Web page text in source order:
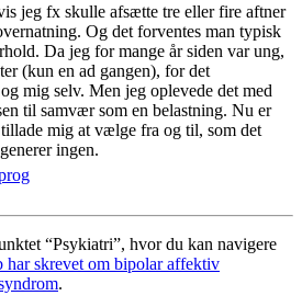
jeg fx skulle afsætte tre eller fire aftner
Og det forventes man typisk
Da jeg for mange år siden var ung,
(kun en ad gangen), for det
mig selv. Men jeg oplevede det med
til samvær som en belastning. Nu er
mig at vælge fra og til, som det
ingen.
“Psykiatri”, hvor du kan navigere
har skrevet om bipolar affektiv
.